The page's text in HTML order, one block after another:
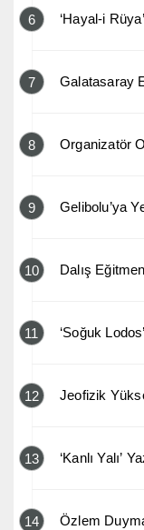
6 ‘Hayal-i
7 Galatasaray
8 Organizatör
9 Gelibolu’ya
10 Dalış
11 ‘Soğuk
12 Jeofizik
13 ‘Kanlı Yalı’
14 Özlem